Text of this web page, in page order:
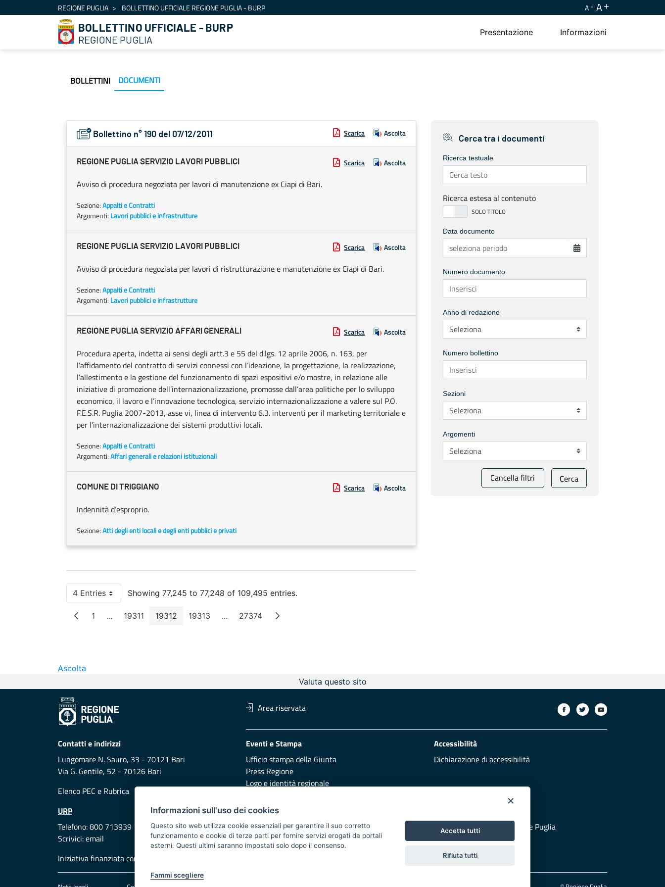
Skip to ContentREGIONE PUGLIA BOLLETTINO UFFICIALE REGIONE PUGLIA - BURP A A
BOLLETTINO UFFICIALE - BURP
REGIONE PUGLIA
Presentazione Informazioni
BOLLETTINI DOCUMENTI
Bollettino n° 190 del 07/12/2011 Scarica Ascolta
REGIONE PUGLIA SERVIZIO LAVORI PUBBLICI Scarica Ascolta
Avviso di procedura negoziata per lavori di manutenzione ex Ciapi di Bari.
Sezione:Appalti e Contratti
Argomenti: Lavori pubblici e infrastrutture
REGIONE PUGLIA SERVIZIO LAVORI PUBBLICI Scarica Ascolta
Avviso di procedura negoziata per lavori di ristrutturazione e manutenzione ex Ciapi di Bari.
Sezione:Appalti e Contratti
Argomenti: Lavori pubblici e infrastrutture
REGIONE PUGLIA SERVIZIO AFFARI GENERALI Scarica Ascolta
Procedura aperta, indetta ai sensi degli artt.3 e 55 del d.lgs. 12 aprile 2006, n. 163, per
l’affidamento del contratto di servizi connessi con l’ideazione, la progettazione, la realizzazione,
l’allestimento e la gestione del funzionamento di spazi espositivi e/o mostre, in relazione alle
iniziative di promozione dell’internazionalizzazione, promosse dall’area politiche per lo sviluppo
economico, il lavoro e l’innovazione tecnologica, servizio internazionalizzazione a valere sul P.O.
F.E.S.R. Puglia 2007-2013, asse vi, linea di intervento 6.3. interventi per il marketing territoriale e
per l’internazionalizzazione dei sistemi produttivi locali.
Sezione:Appalti e Contratti
Argomenti:Affari generali e relazioni istituzionali
COMUNE DI TRIGGIANO Scarica Ascolta
Indennità d’esproprio.
Sezione:Atti degli enti locali e degli enti pubblici e privati
4 EntriesPer PageShowing 77,245 to 77,248 of 109,495 entries.
Page
1 ...Intermediate Pages
Page
19311 Page
19312 Page
19313 ...Intermediate Pages
Page
27374
Cerca tra i documenti
Ricerca testuale
Ricerca estesa al contenuto
Data documento
Numero documento
Anno di redazione
Numero bollettino
Sezioni
Argomenti
Cancella filtri Cerca
Ascolta
Valuta questo sito
Area riservata
Contatti e indirizzi
Lungomare N. Sauro, 33 - 70121 Bari
Via G. Gentile, 52 - 70126 Bari
Elenco PEC e Rubrica
Eventi e Stampa
Ufficio stampa della Giunta
Press Regione
Logo e identità regionale
Accessibilità
Dichiarazione di accessibilità
URP
Telefono: 800 713939
Scrivici:email
Redazione
Presentazione
Responsabili di pubblicazione
Vai al sito di Protezione Civile Puglia
Iniziativa finanziata con risorse del POR Puglia 2014/2020 - Asse XI
×
Informazioni sull'uso dei cookies
Questo sito web utilizza cookie essenziali per garantire il suo corretto
funzionamento e cookie di terze parti per fornire servizi erogati da portali
esterni. Questi ultimi saranno impostati solo dopo il consenso.
Fammi scegliere
Accetta tutti
Rifiuta tutti